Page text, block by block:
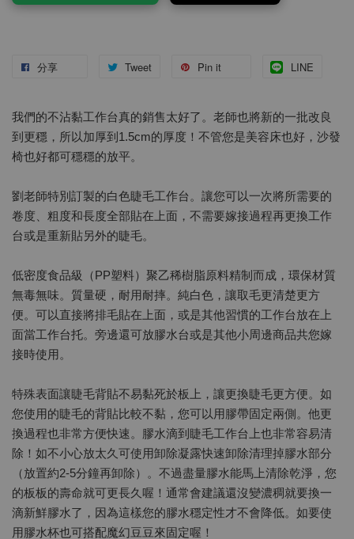
分享 Tweet Pin it LINE
我們的不沾黏工作台真的銷售太好了。老師也將新的一批改良
到更穩，所以加厚到1.5cm的厚度！不管您是美容床也好，沙發
椅也好都可穩穩的放平。
劉老師特別訂製的白色睫毛工作台。讓您可以一次將所需要的
卷度、粗度和長度全部貼在上面，不需要嫁接過程再更換工作
台或是重新貼另外的睫毛。
低密度食品級（PP塑料）聚乙稀樹脂原料精制而成，環保材質
無毒無味。質量硬，耐用耐摔。純白色，讓取毛更清楚更方
便。可以直接將排毛貼在上面，或是其他習慣的工作台放在上
面當工作台托。旁邊還可放膠水台或是其他小周邊商品共您嫁
接時使用。
特殊表面讓睫毛背貼不易黏死於板上，讓更換睫毛更方便。如
您使用的睫毛的背貼比較不黏，您可以用膠帶固定兩側。他更
換過程也非常方便快速。膠水滴到睫毛工作台上也非常容易清
除！如不小心放太久可使用卸除凝露快速卸除清理掉膠水部分
（放置約2-5分鐘再卸除）。不過盡量膠水能馬上清除乾淨，您
的板板的壽命就可更長久喔！通常會建議還沒變濃稠就要換一
滴新鮮膠水了，因為這樣您的膠水穩定性才不會降低。如要使
用膠水杯也可搭配魔幻豆豆來固定喔！